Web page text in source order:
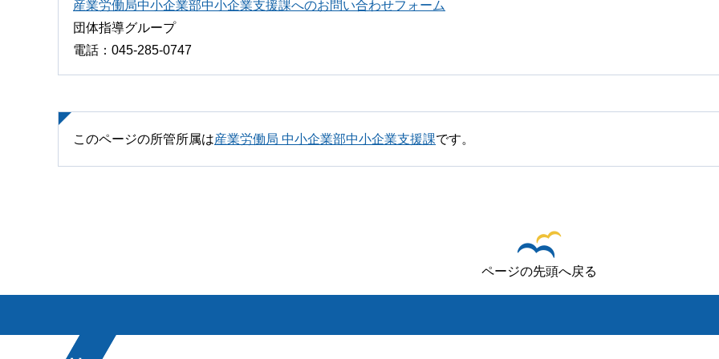
産業労働局中小企業部中小企業支援課へのお問い合わせフォーム
団体指導グループ
電話：045-285-0747
このページの所管所属は産業労働局 中小企業部中小企業支援課です。
ページの先頭へ戻る